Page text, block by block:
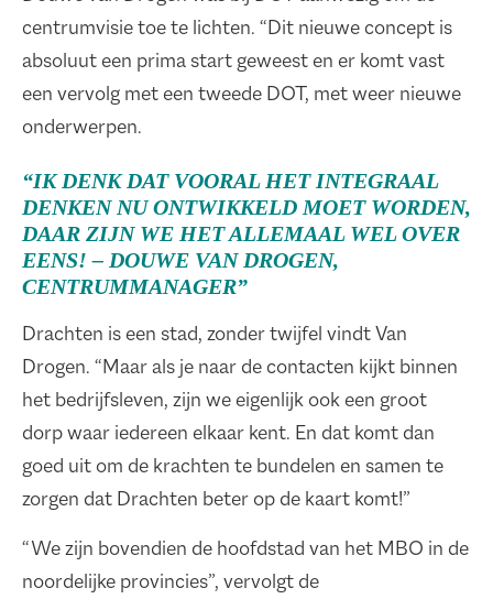
centrumvisie toe te lichten. “Dit nieuwe concept is
absoluut een prima start geweest en er komt vast
een vervolg met een tweede DOT, met weer nieuwe
onderwerpen.
“IK DENK DAT VOORAL HET INTEGRAAL
DENKEN NU ONTWIKKELD MOET WORDEN,
DAAR ZIJN WE HET ALLEMAAL WEL OVER
EENS! – DOUWE VAN DROGEN,
CENTRUMMANAGER”
Drachten is een stad, zonder twijfel vindt Van
Drogen. “Maar als je naar de contacten kijkt binnen
het bedrijfsleven, zijn we eigenlijk ook een groot
dorp waar iedereen elkaar kent. En dat komt dan
goed uit om de krachten te bundelen en samen te
zorgen dat Drachten beter op de kaart komt!”
“We zijn bovendien de hoofdstad van het MBO in de
noordelijke provincies”, vervolgt de